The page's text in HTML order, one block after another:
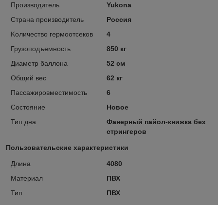
Производитель
Yukona
Страна производитель
Россия
Kоличество гермоотсеков
4
Грузоподъемность
850 кг
Диаметр баллона
52 см
Общий вес
62 кг
Пассажировместимость
6
Состояние
Новое
Тип дна
Фанерный пайол-книжка без
стрингеров
Пользовательские характеристики
Длина
4080
Материал
ПВХ
Тип
ПВХ